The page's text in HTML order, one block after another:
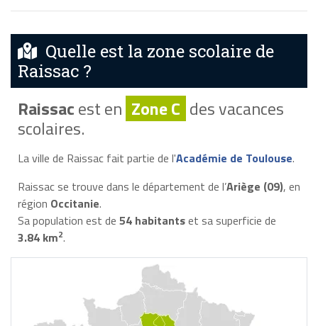
Quelle est la zone scolaire de
Raissac ?
Raissacest en Zone C des vacances
scolaires.
La ville de Raissac fait partie de l'Académie de Toulouse.
Raissac se trouve dans le département de l’Ariège (09), en
région Occitanie.
Sa population est de 54 habitantset sa superficie de
3.84 km2.